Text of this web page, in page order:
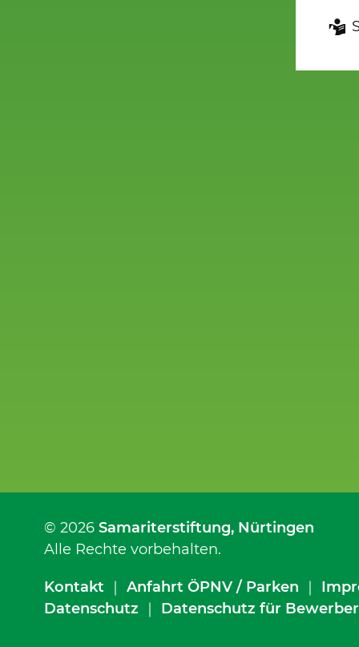
© 2026 Samariterstiftung, Nürtingen
Alle Rechte vorbehalten.
Kontakt ｜ Anfahrt ÖPNV / Parken ｜
Datenschutz ｜ Datenschutz für